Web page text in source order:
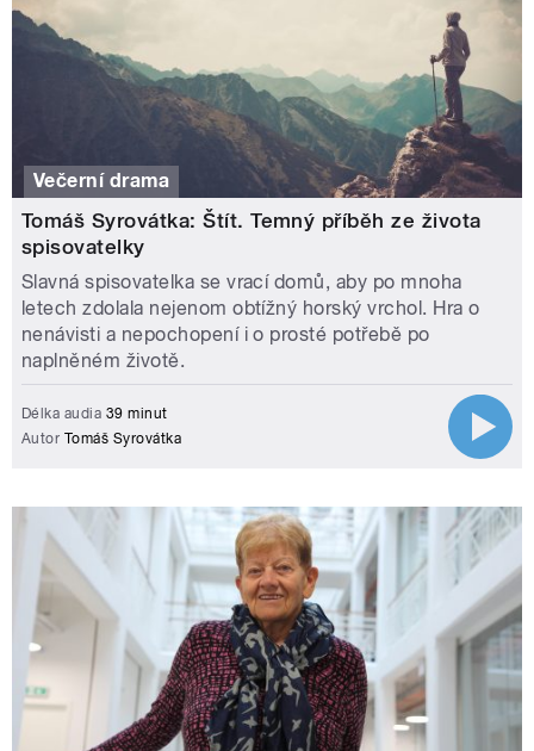
Večerní drama
Tomáš Syrovátka: Štít. Temný příběh ze života
spisovatelky
Slavná spisovatelka se vrací domů, aby po mnoha
letech zdolala nejenom obtížný horský vrchol. Hra o
nenávisti a nepochopení i o prosté potřebě po
naplněném životě.
Délka audia 39 minut
Autor Tomáš Syrovátka